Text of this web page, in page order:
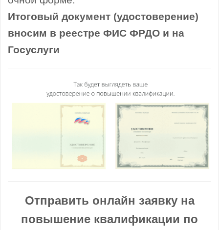
Итоговый документ (удостоверение)
вносим в реестре ФИС ФРДО и на
Госуслуги
Отправить онлайн заявку на
повышение квалификации по